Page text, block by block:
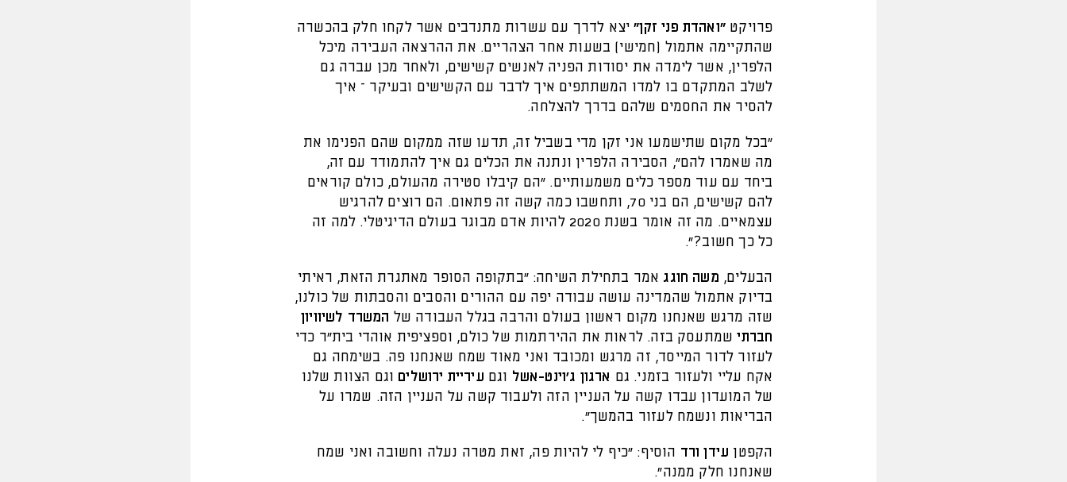
פרויקט"ואהדת פני זקן"יצא לדרך עם עשרות מתנדבים אשר לקחו חלק בהכשרה
שהתקיימה אתמול (חמישי) בשעות אחר הצהריים. את ההרצאה העבירה מיכל
הלפרין, אשר לימדה את יסודות הפניה לאנשים קשישים, ולאחר מכן עברה גם
לשלב המתקדם בו למדו המשתתפים איך לדבר עם הקשישים ובעיקר – איך
להסיר את החסמים שלהם בדרך להצלחה.
"בכל מקום שתישמעו אני זקן מדי בשביל זה, תדעו שזה ממקום שהם הפנימו את
מה שאמרו להם", הסבירה הלפרין ונתנה את הכלים גם איך להתמודד עם זה,
ביחד עם עוד מספר כלים משמעותיים. "הם קיבלו סטירה מהעולם, כולם קוראים
להם קשישים, הם בני 70, ותחשבו כמה קשה זה פתאום. הם רוצים להרגיש
עצמאיים. מה זה אומר בשנת 2020 להיות אדם מבוגר בעולם הדיגיטלי. למה זה
כל כך חשוב?".
הבעלים, משה חוגג אמר בתחילת השיחה: "בתקופה הסופר מאתגרת הזאת, ראיתי
בדיוק אתמול שהמדינה עושה עבודה יפה עם ההורים והסבים והסבתות של כולנו,
שזה מרגש שאנחנו מקום ראשון בעולם והרבה בגלל העבודה של המשרד לשיוויון
חברתישמתעסק בזה. לראות את ההירתמות של כולם, וספציפית אוהדי בית"ר כדי
לעזור לדור המייסד, זה מרגש ומכובד ואני מאוד שמח שאנחנו פה. בשימחה גם
אקח עליי ולעזור בזמני. גם ארגון ג'וינט-אשל וגם עיריית ירושלים וגם הצוות שלנו
של המועדון עבדו קשה על העניין הזה ולעבוד קשה על העניין הזה. שמרו על
הבריאות ונשמח לעזור בהמשך".
הקפטן עידן ורד הוסיף: "כיף לי להיות פה, זאת מטרה נעלה וחשובה ואני שמח
שאנחנו חלק ממנה".